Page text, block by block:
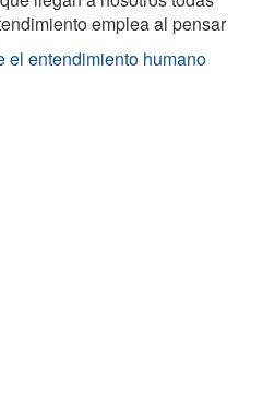
emplea al pensar
el entendimiento humano